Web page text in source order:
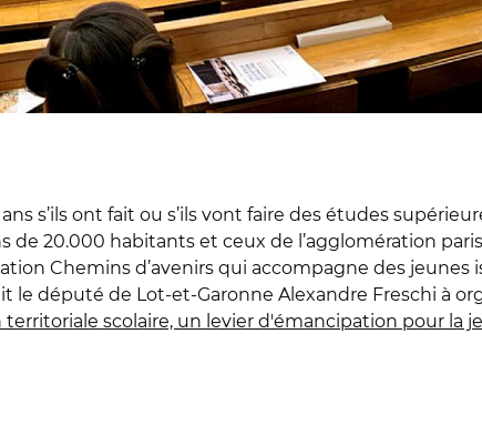
s’ils ont fait ou s’ils vont faire des études
de 20.000 habitants et ceux de l’agglomération
Chemins d’avenirs qui accompagne des jeunes
député de Lot-et-Garonne Alexandre Freschi à
scolaire, un levier d'émancipation pour la